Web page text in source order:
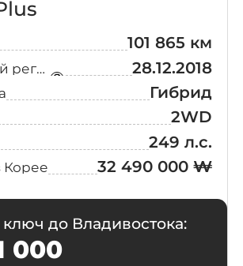
101 865 км
Дата первой регистрации 28.12.2018
Гибрид
2WD
249 л.с.
Корее 32 490 000 ₩
до Владивостока:
000